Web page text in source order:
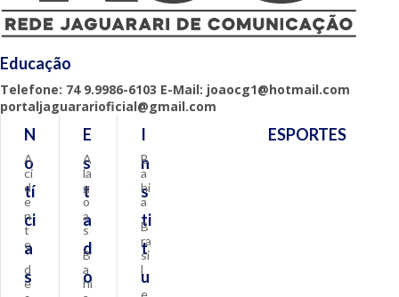
Educação
Telefone: 74 9.9986-6103 E-Mail: joaocg1@hotmail.com
portaljaguararioficial@gmail.com
N
o
tí
ci
a
s
A
ci
d
e
n
t
e
d
e
E
s
t
a
d
o
A
la
g
o
a
s
B
a
hi
I
n
s
ti
t
u
B
a
hi
a
B
ra
si
l
e
ESPORTES